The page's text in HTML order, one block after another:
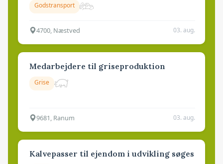
Godstransport
4700, Næstved 03. aug.
Medarbejdere til griseproduktion
Grise
9681, Ranum 03. aug.
Kalvepasser til ejendom i udvikling søges